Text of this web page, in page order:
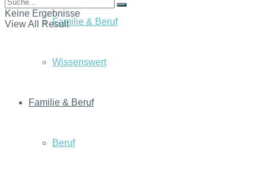
Familie & Beruf
Wissenswert
Familie & Beruf
Beruf
Keine Ergebnisse
View All Result